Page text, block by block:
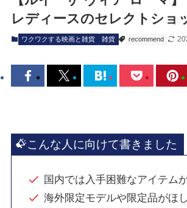
レディースのセレクトショ
ワクワクする映画と雑貨 雑貨 recommend
こんな人に向けて書きました
国内では入手困難なアイテム
海外限定モデルや限定品がほ